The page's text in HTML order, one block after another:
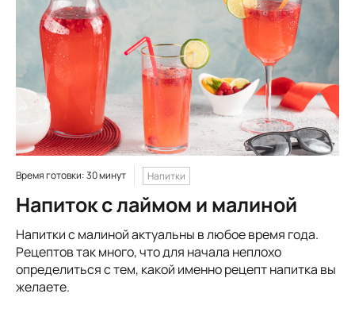
Время готовки: 30 минут Напитки
Напиток с лаймом и малиной
Напитки с малиной актуальны в любое время года.
Рецептов так много, что для начала неплохо
определиться с тем, какой именно рецепт напитка вы
желаете.